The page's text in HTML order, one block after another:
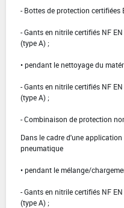
- Bottes de protection certifiées
- Gants en nitrile certifiés NF
(type A) ;
• pendant le nettoyage du
- Gants en nitrile certifiés NF
(type A) ;
- Combinaison de protection
Dans le cadre d'une
pneumatique
• pendant le mélange/
- Gants en nitrile certifiés NF
(type A) ;